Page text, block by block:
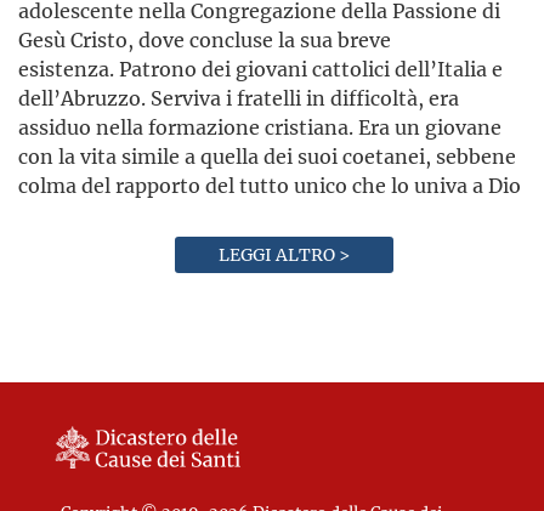
adolescente nella Congregazione della Passione di
Gesù Cristo, dove concluse la sua breve
esistenza. Patrono dei giovani cattolici dell’Italia e
dell’Abruzzo. Serviva i fratelli in difficoltà, era
assiduo nella formazione cristiana. Era un giovane
con la vita simile a quella dei suoi coetanei, sebbene
colma del rapporto del tutto unico che lo univa a Dio
LEGGI ALTRO >